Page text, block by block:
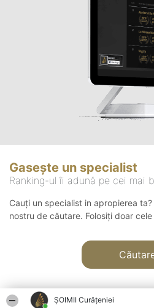
ȘOIMII Curățeniei
Gasește un specialist
Ranking-ul îi adună pe cei mai
Cauți un specialist in apropierea
nostru de căutare. Folosiți doar